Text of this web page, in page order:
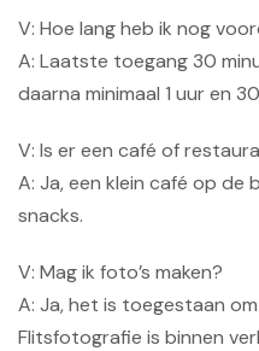
V: Hoe lang heb ik nog
A: Laatste toegang 30
daarna minimaal 1 uur en
V: Is er een café of
A: Ja, een klein café op de
snacks.
V: Mag ik foto’s maken?
A: Ja, het is toegestaan
Flitsfotografie is binnen